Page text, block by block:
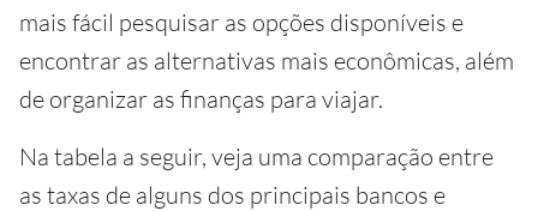
mais fácil pesquisar as opções disponíveis e
encontrar as alternativas mais econômicas, além
de organizar as finanças para viajar.
Na tabela a seguir, veja uma comparação entre
as taxas de alguns dos principais bancos e